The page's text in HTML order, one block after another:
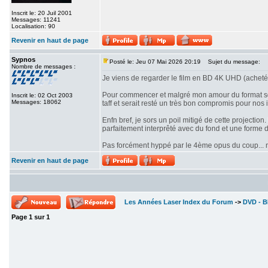
Inscrit le: 20 Juil 2001
Messages: 11241
Localisation: 90
Revenir en haut de page
Sypnos
Nombre de messages :
Inscrit le: 02 Oct 2003
Messages: 18062
Posté le: Jeu 07 Mai 2026 20:19 Sujet du message:
Je viens de regarder le film en BD 4K UHD
Pour commencer et malgré mon amour du
taff et serait resté un très bon compromis pour nos
Enfn bref, je sors un poil mitigé de cette
parfaitement interprêté avec du fond et une
Pas forcément hyppé par le 4ème opus du
Revenir en haut de page
Les Années Laser Index du Forum -> DVD -
Page 1 sur1